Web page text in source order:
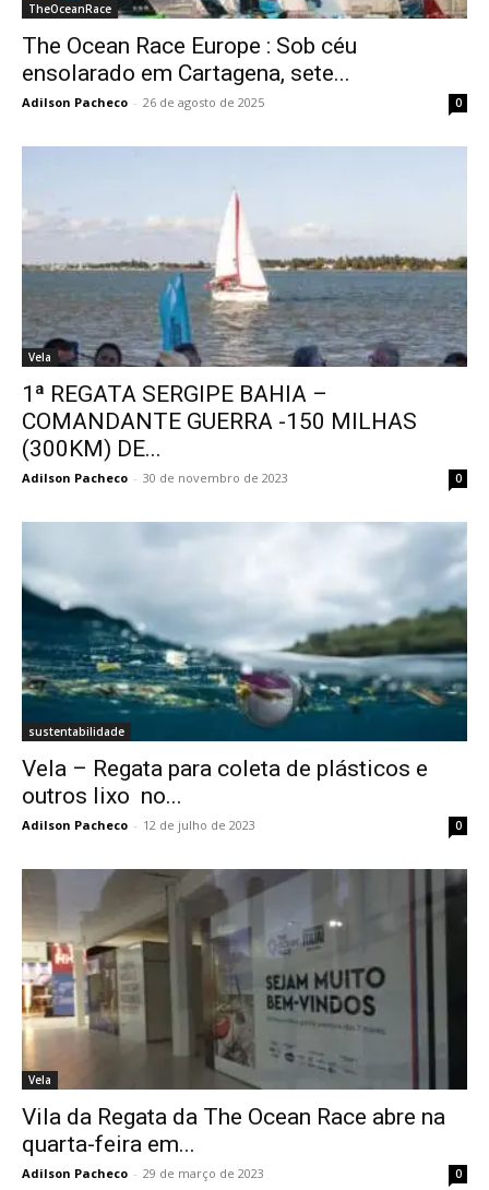
TheOceanRace
The Ocean Race Europe : Sob céu
ensolarado em Cartagena, sete...
Adilson Pacheco - 26 de agosto de 2025 0
Vela
1ª REGATA SERGIPE BAHIA –
COMANDANTE GUERRA -150 MILHAS
(300KM) DE...
Adilson Pacheco - 30 de novembro de 2023 0
sustentabilidade
Vela – Regata para coleta de plásticos e
outros lixo no...
Adilson Pacheco - 12 de julho de 2023 0
Vela
Vila da Regata da The Ocean Race abre na
quarta-feira em...
Adilson Pacheco - 29 de março de 2023 0